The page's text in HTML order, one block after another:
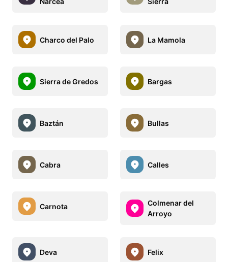
Charco del Palo La Mamola
Sierra de Gredos Bargas
Baztán Bullas
Cabra Calles
Carnota
Colmenar del
Arroyo
Deva Felix